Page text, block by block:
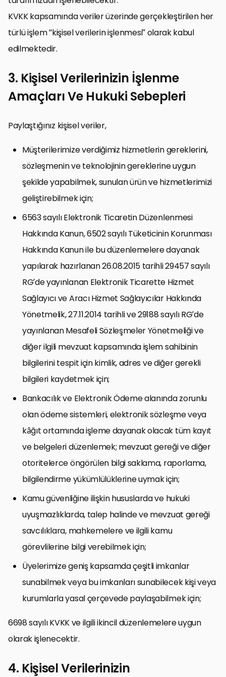
KVKK kapsamında veriler üzerinde gerçekleştirilen her
türlü işlem “kişisel verilerin işlenmesi” olarak kabul
edilmektedir.
3. Kişisel Verilerinizin İşlenme
Amaçları Ve Hukuki Sebepleri
Paylaştığınız kişisel veriler,
Müşterilerimize verdiğimiz hizmetlerin gereklerini,
sözleşmenin ve teknolojinin gereklerine uygun
şekilde yapabilmek, sunulan ürün ve hizmetlerimizi
geliştirebilmek için;
6563 sayılı Elektronik Ticaretin Düzenlenmesi
Hakkında Kanun, 6502 sayılı Tüketicinin Korunması
Hakkında Kanun ile bu düzenlemelere dayanak
yapılarak hazırlanan 26.08.2015 tarihli 29457 sayılı
RG’de yayınlanan Elektronik Ticarette Hizmet
Sağlayıcı ve Aracı Hizmet Sağlayıcılar Hakkında
Yönetmelik, 27.11.2014 tarihli ve 29188 sayılı RG’de
yayınlanan Mesafeli Sözleşmeler Yönetmeliği ve
diğer ilgili mevzuat kapsamında işlem sahibinin
bilgilerini tespit için kimlik, adres ve diğer gerekli
bilgileri kaydetmek için;
Bankacılık ve Elektronik Ödeme alanında zorunlu
olan ödeme sistemleri, elektronik sözleşme veya
kâğıt ortamında işleme dayanak olacak tüm kayıt
ve belgeleri düzenlemek; mevzuat gereği ve diğer
otoritelerce öngörülen bilgi saklama, raporlama,
bilgilendirme yükümlülüklerine uymak için;
Kamu güvenliğine ilişkin hususlarda ve hukuki
uyuşmazlıklarda, talep halinde ve mevzuat gereği
savcılıklara, mahkemelere ve ilgili kamu
görevlilerine bilgi verebilmek için;
Üyelerimize geniş kapsamda çeşitli imkanlar
sunabilmek veya bu imkanları sunabilecek kişi veya
kurumlarla yasal çerçevede paylaşabilmek için;
6698 sayılı KVKK ve ilgili ikincil düzenlemelere uygun
olarak işlenecektir.
4. Kişisel Verilerinizin